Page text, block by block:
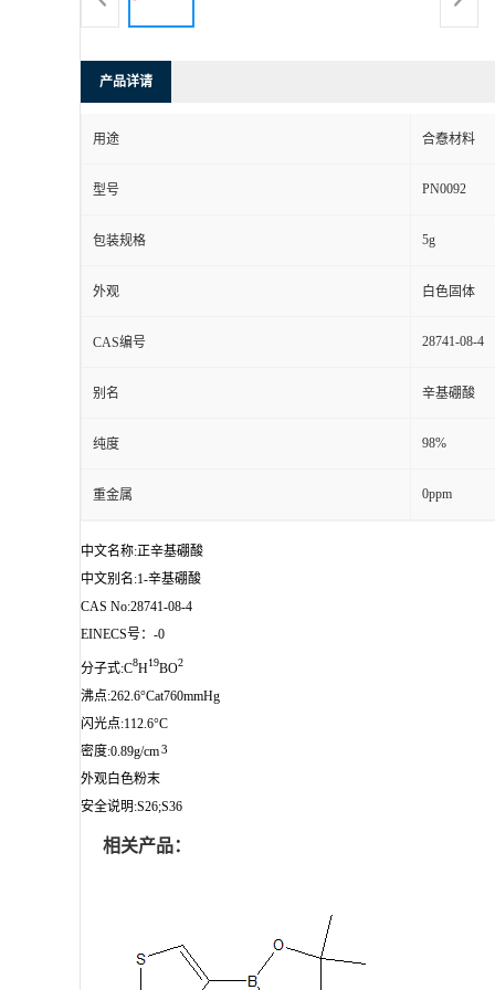
产品详请
用途 合憃材料
型号 PN0092
包装规格 5g
外观 白色固体
CAS编号 28741-08-4
别名 辛基硼酸
纯度 98%
重金属 0ppm
中文名称:正辛基硼酸
中文别名:1-辛基硼酸
CAS No:28741-08-4
EINECS号：-0
分子式:C8H19BO2
沸点:262.6°Cat760mmHg
闪光点:112.6°C
密度:0.89g/cm3
外观白色粉末
安全说明:S26;S36
相关产品：